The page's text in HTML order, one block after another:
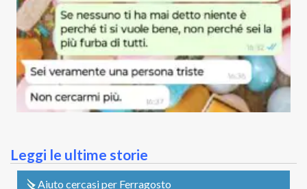
Leggi le ultime storie
Aiuto cercasi per Ferragosto